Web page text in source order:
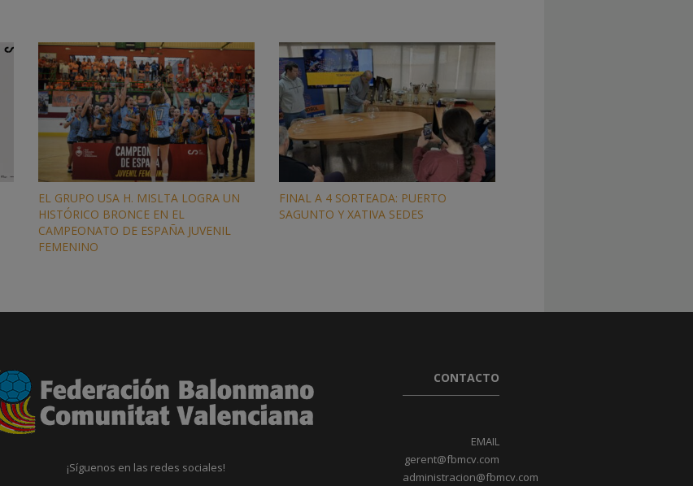
EL GRUPO USA H. MISLTA LOGRA UN
HISTÓRICO BRONCE EN EL
CAMPEONATO DE ESPAÑA JUVENIL
FEMENINO
FINAL A 4 SORTEADA: PUERTO
SAGUNTO Y XATIVA SEDES
¡Síguenos en las redes sociales!
CONTACTO
EMAIL
gerent@fbmcv.com
administracion@fbmcv.com